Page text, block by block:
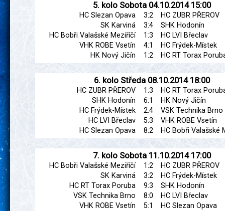
5. kolo Sobota 04.10.2014 15:00
HC Slezan Opava 3:2
HC ZUBR PŘEROV
SK Karviná
3:4
SHK Hodonín
HC Bobři Valašské Meziříčí
1:3
HC LVI Břeclav
VHK ROBE Vsetín
4:1
HC Frýdek-Místek
HK Nový Jičín
1:2 HC RT Torax
6. kolo Středa 08.10.2014 18:00
HC ZUBR PŘEROV 1:3
HC RT Torax
SHK Hodonín
6:1
HK Nový Jičín
HC Frýdek-Místek
2:4
VSK Technika Brno
HC LVI Břeclav
5:3
VHK ROBE Vsetín
HC Slezan Opava
8:2 HC Bobři Valašské
7. kolo Sobota 11.10.2014 17:00
HC Bobři Valašské Meziříčí 1:2
HC ZUBR PŘEROV
SK Karviná
3:2
HC Frýdek-Místek
HC RT Torax Poruba
9:3
SHK Hodonín
VSK Technika Brno
8:0
HC LVI Břeclav
VHK ROBE Vsetín
5:1 HC Slezan Opava